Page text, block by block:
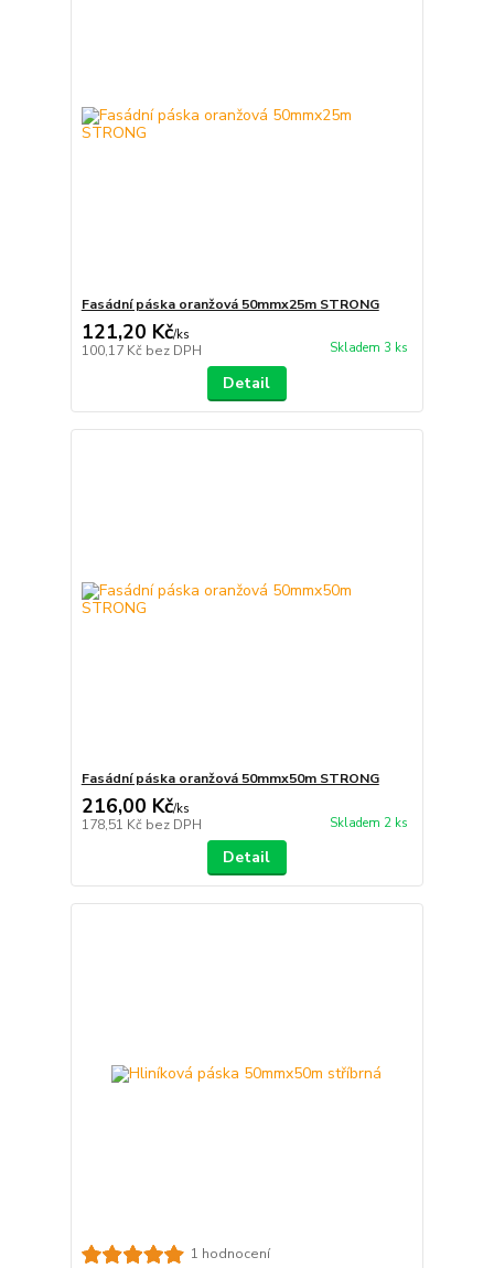
Fasádní páska oranžová 50mmx25m STRONG
121,20 Kč/ks
100,17 Kč bez DPH Skladem 3 ks
Detail
Fasádní páska oranžová 50mmx50m STRONG
216,00 Kč/ks
178,51 Kč bez DPH Skladem 2 ks
Detail
1 hodnocení